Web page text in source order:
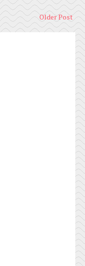
Older Post